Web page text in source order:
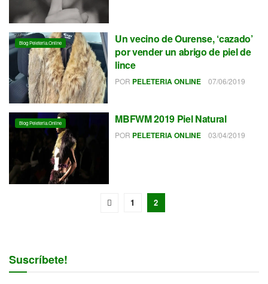
Blog Peleteria.online
Un vecino de Ourense, ‘cazado’
por vender un abrigo de piel de
lince
POR PELETERIA ONLINE 07/06/2019
Blog Peleteria.online MBFWM 2019 Piel Natural
POR PELETERIA ONLINE 03/04/2019
1 2
Suscríbete!